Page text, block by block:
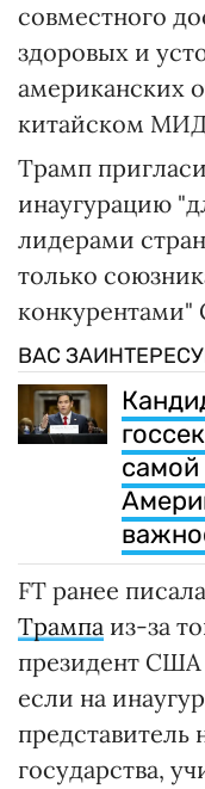
совместного
здоровых и
американских
китайском
Трамп
инаугурацию
лидерами
только
ВАС
самой
FT ранее
Трампа из-за
президент
если на
представитель
государства,